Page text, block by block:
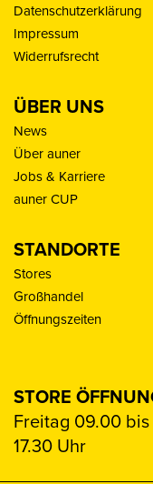
Datenschutzerklärung
Impressum
Widerrufsrecht
ÜBER UNS
News
Über auner
Jobs & Karriere
auner CUP
STANDORTE
Stores
Großhandel
Öffnungszeiten
STORE
Freitag 09.00
17.30 Uhr